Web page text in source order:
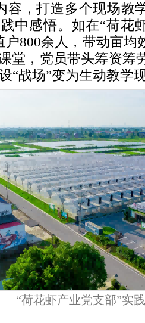
容，打造多个现场教
中感悟。如在“荷花
800余人，带动亩均
堂，党员带头筹资筹
“战场”变为生动教学
“荷花虾产业党支部”实